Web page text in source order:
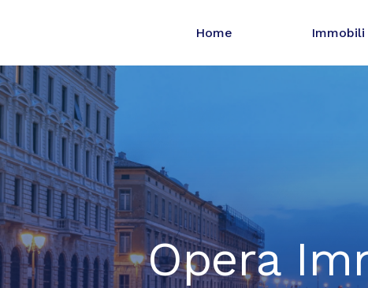
Home Immobili
Opera